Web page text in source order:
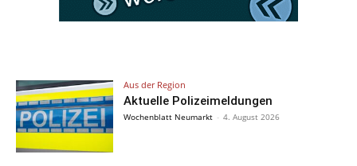
Aus der Region
Aktuelle Polizeimeldungen
Wochenblatt Neumarkt - 4. August 2026